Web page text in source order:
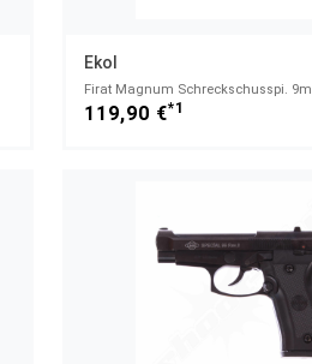
Ekol
119,90 €*1